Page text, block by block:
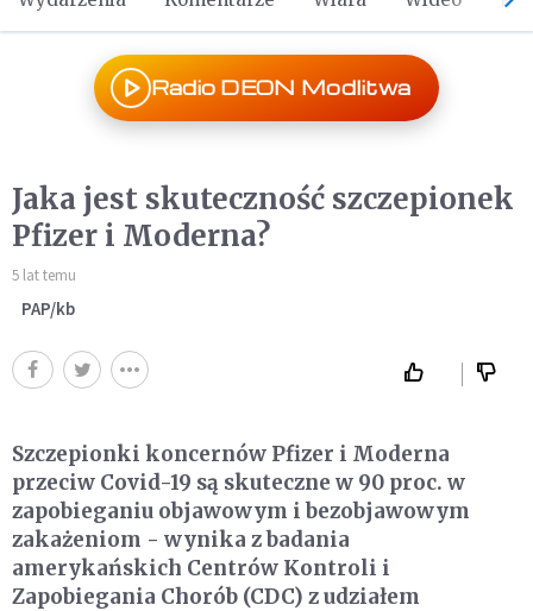
Radio DEON Modlitwa
Jaka jest skuteczność szczepionek
Pfizer i Moderna?
5 lat temu
PAP/kb
Szczepionki koncernów Pfizer i Moderna
przeciw Covid-19 są skuteczne w 90 proc. w
zapobieganiu objawowym i bezobjawowym
zakażeniom - wynika z badania
amerykańskich Centrów Kontroli i
Zapobiegania Chorób (CDC) z udziałem